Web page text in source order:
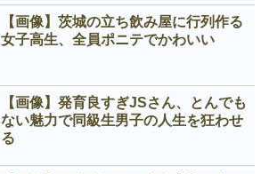
【画像】茨城の立ち飲み屋に行列作る
女子高生、全員ポニテでかわいい
【画像】発育良すぎJSさん、とんでも
ない魅力で同級生男子の人生を狂わせ
る